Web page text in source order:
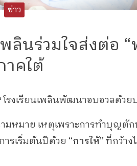
ข่าว
นร่วมใจส่งต่อ “
คใต้
งเรียนเพลินพัฒนาอบอวลด้วย
มหมาย เหตุเพราะการทำบุญตั
รเริ่มต้นปีด้วย “การให้”ที่กว้าง